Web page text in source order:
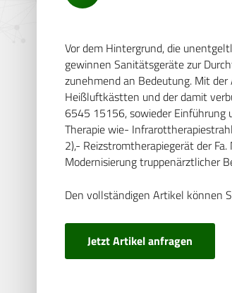
Vor dem Hintergrund, die
gewinnen Sanitätsgeräte zur
zunehmend an Bedeutung. Mit
Heißluftkästten und der damit
6545 15156, sowieder Einführung
Therapie wie-
2),- Reizstromtherapiegerät der
Modernisierung truppenärztlicher
Den vollständigen Artikel können
Jetzt Artikel anfragen